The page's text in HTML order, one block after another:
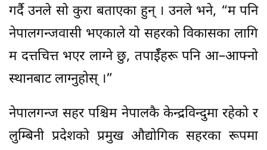
गर्दै उनले सो कुरा बताएका हुन् । उनले भने, “म पनि
नेपालगन्जवासी भएकाले यो सहरको विकासका लागि
म दत्तचित्त भएर लाग्ने छु, तपाईँहरू पनि आ–आफ्नो
स्थानबाट लाग्नुहोस् ।”
नेपालगन्ज सहर पश्चिम नेपालकै केन्द्रविन्दुमा रहेको र
लुम्बिनी प्रदेशको प्रमुख औद्योगिक सहरका रूपमा